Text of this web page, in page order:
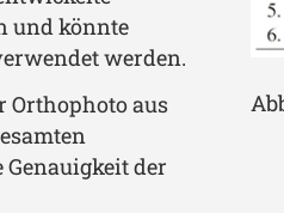
und könnte
werden.
Orthophoto aus
der